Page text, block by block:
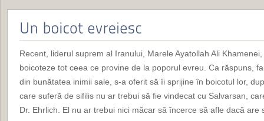
Recent, liderul suprem al Iranului, Marele Ayatollah Ali
boicoteze tot ceea ce provine de la poporul evreu. Ca răspuns,
din bunătatea inimii sale, s-a oferit să îi sprijine în boicotul lor,
care suferă de sifilis nu ar trebui să fie vindecat cu Salvarsan,
Dr. Ehrlich. El nu ar trebui nici măcar să încerce să afle dacă